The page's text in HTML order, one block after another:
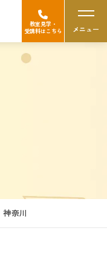
教室見学・
受講料はこちら メニュー
神奈川